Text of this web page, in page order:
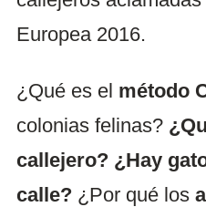
Europea 2016.
¿Qué es el método
colonias felinas?
callejero? ¿Hay
calle? ¿Por qué los